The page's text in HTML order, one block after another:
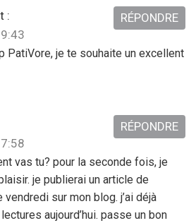
:
PatiVore, je te souhaite un excellent
RÉPONDRE
vas tu? pour la seconde fois, je
je publierai un article de
sur mon blog. j’ai déjà
aujourd’hui. passe un bon
RÉPONDRE